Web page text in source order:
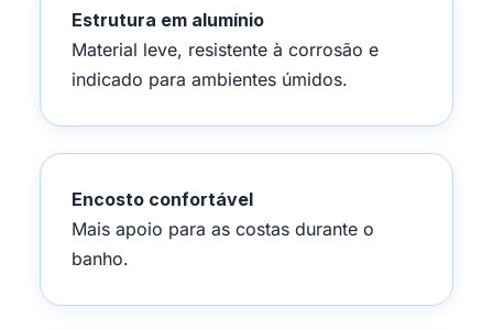
Estrutura em alumínio
Material leve, resistente à corrosão e
indicado para ambientes úmidos.
Encosto confortável
Mais apoio para as costas durante o
banho.